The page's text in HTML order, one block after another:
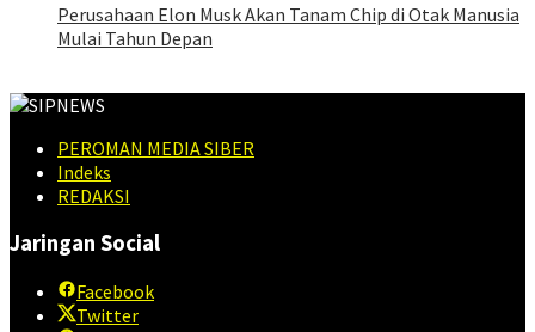
Perusahaan Elon Musk Akan Tanam Chip di Otak Manusia
Mulai Tahun Depan
PEROMAN MEDIA SIBER
Indeks
REDAKSI
Jaringan Social
Facebook
Twitter